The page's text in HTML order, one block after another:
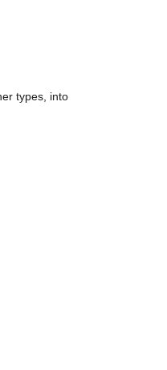
types, into